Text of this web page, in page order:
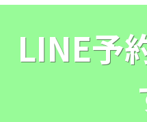
LINE予